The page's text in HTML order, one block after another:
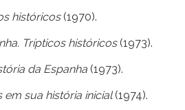
históricos (1970).
Trípticos históricos (1973).
da Espanha (1973).
em sua história inicial(1974).